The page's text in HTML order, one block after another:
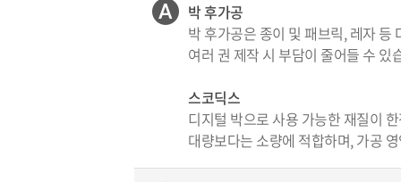
박 후가공
박 후가공은 종이 및 패브릭, 레자
여러 권 제작 시 부담이 줄어들 수
스코딕스
디지털 박으로 사용 가능한 재질이
대량보다는 소량에 적합하며, 가공